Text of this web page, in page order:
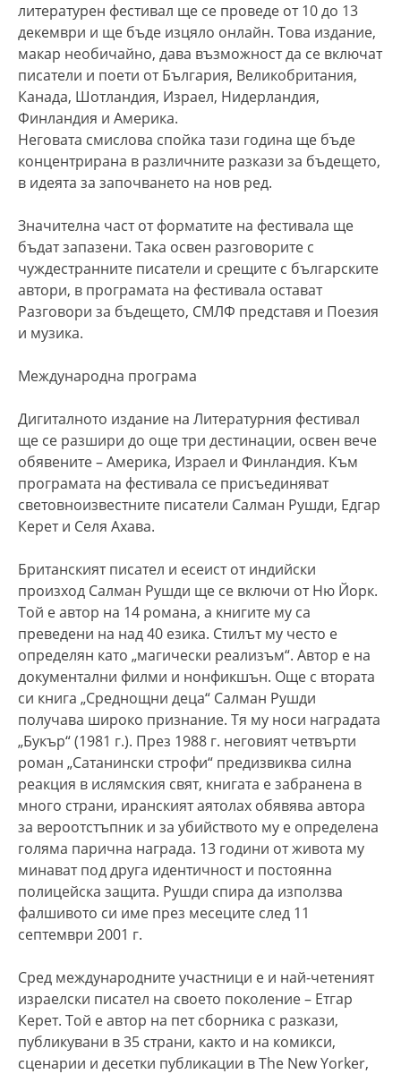
литературен фестивал ще се проведе от 10 до 13
декември и ще бъде изцяло онлайн. Това издание,
макар необичайно, дава възможност да се включат
писатели и поети от България, Великобритания,
Канада, Шотландия, Израел, Нидерландия,
Финландия и Америка.
Неговата смислова спойка тази година ще бъде
концентрирана в различните разкази за бъдещето,
в идеята за започването на нов ред.
Значителна част от форматите на фестивала ще
бъдат запазени. Така освен разговорите с
чуждестранните писатели и срещите с българските
автори, в програмата на фестивала остават
Разговори за бъдещето, СМЛФ представя и Поезия
и музика.
Международна програма
Дигиталното издание на Литературния фестивал
ще се разшири до още три дестинации, освен вече
обявените – Америка, Израел и Финландия. Към
програмата на фестивала се присъединяват
световноизвестните писатели Салман Рушди, Едгар
Керет и Селя Ахава.
Британският писател и есеист от индийски
произход Салман Рушди ще се включи от Ню Йорк.
Той е автор на 14 романа, а книгите му са
преведени на над 40 езика. Стилът му често е
определян като „магически реализъм“. Автор е на
документални филми и нонфикшън. Още с втората
си книга „Среднощни деца“ Салман Рушди
получава широко признание. Тя му носи наградата
„Букър“ (1981 г.). През 1988 г. неговият четвърти
роман „Сатанински строфи“ предизвиква силна
реакция в ислямския свят, книгата е забранена в
много страни, иранският аятолах обявява автора
за вероотстъпник и за убийството му е определена
голяма парична награда. 13 години от живота му
минават под друга идентичност и постоянна
полицейска защита. Рушди спира да използва
фалшивото си име през месеците след 11
септември 2001 г.
Сред международните участници е и най-четеният
израелски писател на своето поколение – Етгар
Керет. Той е автор на пет сборника с разкази,
публикувани в 35 страни, както и на комикси,
сценарии и десетки публикации в The New Yorker,